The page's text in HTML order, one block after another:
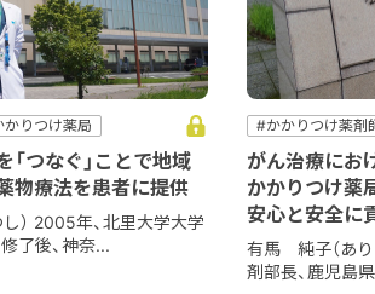
かりつけ薬局
#病院
#病院薬剤師
つなぐ」ことで地域
物療法を患者に提供
） 2005年、北里大学大学
了後、神奈...
#かかりつけ薬剤
#コミュニケーシ
#病院薬剤師
がん治療にお
かかりつけ薬
安心と安全に
有馬 純子（あり
剤部長、鹿児島